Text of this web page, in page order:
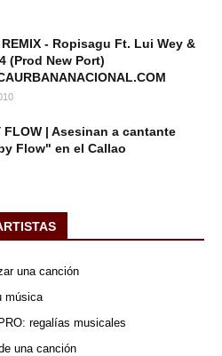
- Ropisagu Ft. Lui Wey &
(Prod New Port)
FLOW | Asesinan a cantante
Flow" en el Callao
una canción
música
regalías musicales
una canción